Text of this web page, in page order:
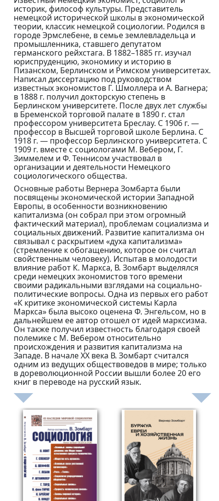
историк, философ культуры. Представитель
немецкой исторической школы в экономической
теории, классик немецкой социологии. Родился в
городе Эрмслебене, в семье землевладельца и
промышленника, ставшего депутатом
германского рейхстага. В 1882–1885 гг. изучал
юриспруденцию, экономику и историю в
Пизанском, Берлинском и Римском университетах.
Написал диссертацию под руководством
известных экономистов Г. Шмоллера и А. Вагнера;
в 1888 г. получил докторскую степень в
Берлинском университете. После двух лет службы
в Бременской торговой палате в 1890 г. стал
профессором университета Бреслау. С 1906 г. —
профессор в Высшей торговой школе Берлина. С
1918 г. — профессор Берлинского университета. С
1909 г. вместе с социологами М. Вебером, Г.
Зиммелем и Ф. Теннисом участвовал в
организации и деятельности Немецкого
социологического общества.
Основные работы Вернера Зомбарта были
посвящены экономической истории Западной
Европы, в особенности возникновению
капитализма (он собрал при этом огромный
фактический материал), проблемам социализма и
социальных движений. Развитие капитализма он
связывал с раскрытием «духа капитализма»
(стремление к обогащению, которое он считал
свойственным человеку). Испытав в молодости
влияние работ К. Маркса, В. Зомбарт выделялся
среди немецких экономистов того времени
своими радикальными взглядами на социально-
политические вопросы. Одна из первых его работ
«К критике экономической системы Карла
Маркса» была высоко оценена Ф. Энгельсом, но в
дальнейшем ее автор отошел от идей марксизма.
Он также получил известность благодаря своей
полемике с М. Вебером относительно
происхождения и развития капитализма на
Западе. В начале XX века В. Зомбарт считался
одним из ведущих обществоведов в мире; только
в дореволюционной России вышли более 20 его
книг в переводе на русский язык.